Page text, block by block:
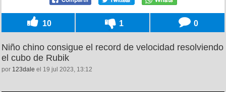
10 1 0
Niño chino consigue el record de velocidad resolviendo
el cubo de Rubik
por 123dale el 19 jul 2023, 13:12